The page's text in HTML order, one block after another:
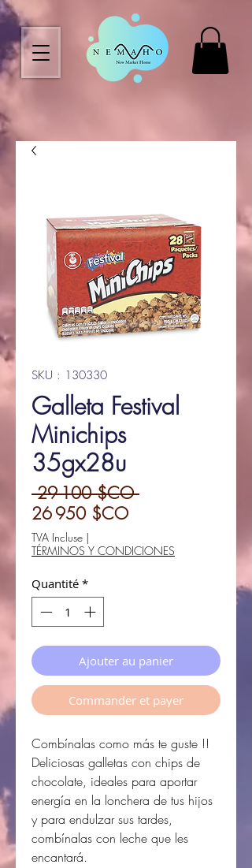
SKU : 130330
Galleta Festival
Minichips
35gx28u
29 100 $CO Prix
26 950 $COPrix
TVA Incluse |
TÉRMINOS Y CONDICIONES
Quantité *
Ajouter au panier
Commander et payer
Combínalas como más te guste !!
Deliciosas galletas con chips de
chocolate, ideales para aportar
energía en la lonchera de tus hijos
y para endulzar sus tardes,
combínalas con leche que les
encantará.